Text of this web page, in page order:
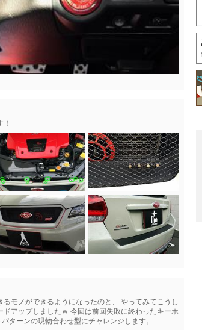
モノができるようになったのと、 やってみてこうし
アップしましたｗ 今回は前回失敗に終わったキーホ
ターンの現物合わせ型にチャレンジします。